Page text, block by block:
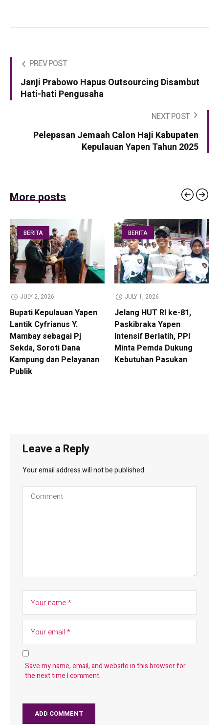
PREV POST
Janji Prabowo Hapus Outsourcing Disambut
Hati-hati Pengusaha
NEXT POST
Pelepasan Jemaah Calon Haji Kabupaten
Kepulauan Yapen Tahun 2025
More posts
BERITA
JULY 2, 2026
Bupati Kepulauan Yapen
Lantik Cyfrianus Y.
Mambay sebagai Pj
Sekda, Soroti Dana
Kampung dan Pelayanan
Publik
BERITA
JULY 1, 2026
Jelang HUT RI ke-81,
Paskibraka Yapen
Intensif Berlatih, PPI
Minta Pemda Dukung
Kebutuhan Pasukan
Leave a Reply
Your email address will not be published.
Save my name, email, and website in this browser for
the next time I comment.